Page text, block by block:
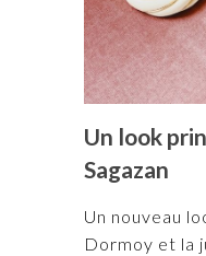
Un look
Sagazan
Un nouveau
Dormoy et la